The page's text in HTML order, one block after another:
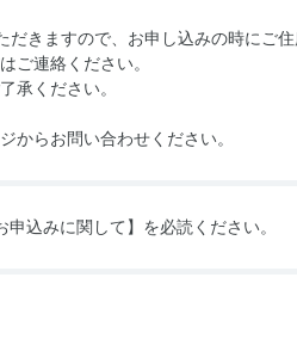
きますので、お申し込みの時にご
ご連絡ください。
承ください。
からお問い合わせください。
申込みに関して】 を必読ください。